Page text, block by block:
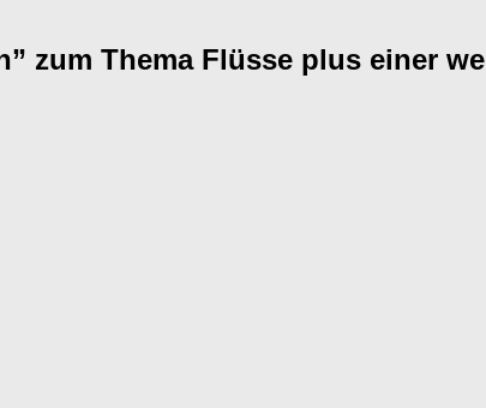
zum Thema Flüsse plus einer